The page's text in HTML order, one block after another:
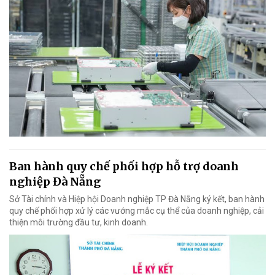
Ban hành quy chế phối hợp hỗ trợ doanh
nghiệp Đà Nẵng
Sở Tài chính và Hiệp hội Doanh nghiệp TP Đà Nẵng ký kết, ban hành
quy chế phối hợp xử lý các vướng mắc cụ thể của doanh nghiệp, cải
thiện môi trường đầu tư, kinh doanh.